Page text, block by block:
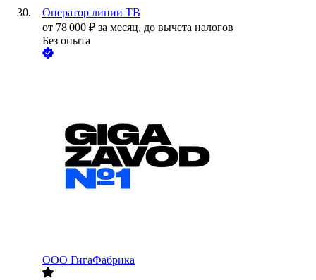
Оператор линии ТВ
от 78 000 ₽ за месяц, до вычета налогов
Без опыта
ООО ГигаФабрика